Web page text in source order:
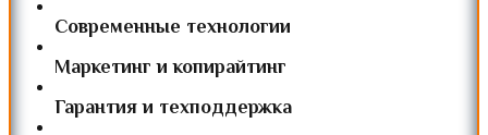
Современные технологии
Маркетинг и копирайтинг
Гарантия и техподдержка